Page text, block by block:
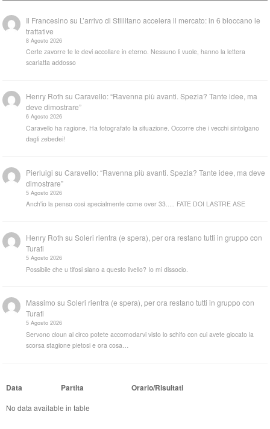
Il Francesino su L’arrivo di Stillitano accelera il mercato: in 6 bloccano le
trattative
8 Agosto 2026
Certe zavorre te le devi accollare in eterno. Nessuno li vuole, hanno la lettera
scarlatta addosso
Henry Roth suCaravello: “Ravenna più avanti. Spezia? Tante idee, ma
deve dimostrare”
6 Agosto 2026
Caravello ha ragione. Ha fotografato la situazione. Occorre che i vecchi sintolgano
dagli zebedei!
Pierluigi suCaravello: “Ravenna più avanti. Spezia? Tante idee, ma deve
dimostrare”
5 Agosto 2026
Anch'io la penso così specialmente come over 33..... FATE DOI LASTRE ASE
Henry Roth suSoleri rientra (e spera), per ora restano tutti in gruppo con
Turati
5 Agosto 2026
Possibile che u tifosi siano a questo livello? Io mi dissocio.
Massimo suSoleri rientra (e spera), per ora restano tutti in gruppo con
Turati
5 Agosto 2026
Servono cloun al circo potete accomodarvi visto lo schifo con cui avete giocato la
scorsa stagione pietosi e ora cosa…
Data Partita Orario/Risultati
No data available in table